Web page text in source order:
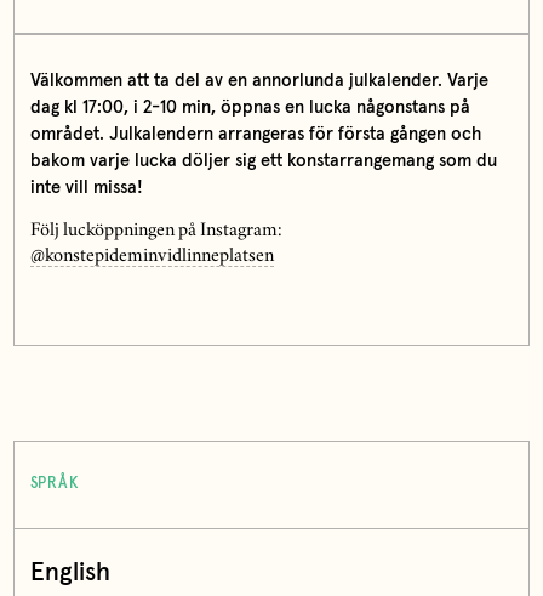
Välkommen att ta del av en annorlunda julkalender. Varje
dag kl 17:00, i 2-10 min, öppnas en lucka någonstans på
området. Julkalendern arrangeras för första gången och
bakom varje lucka döljer sig ett konstarrangemang som du
inte vill missa!
Följ lucköppningen på Instagram:
@konstepideminvidlinneplatsen
SPRÅK
English